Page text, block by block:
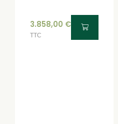
3.858,00 €
TTC